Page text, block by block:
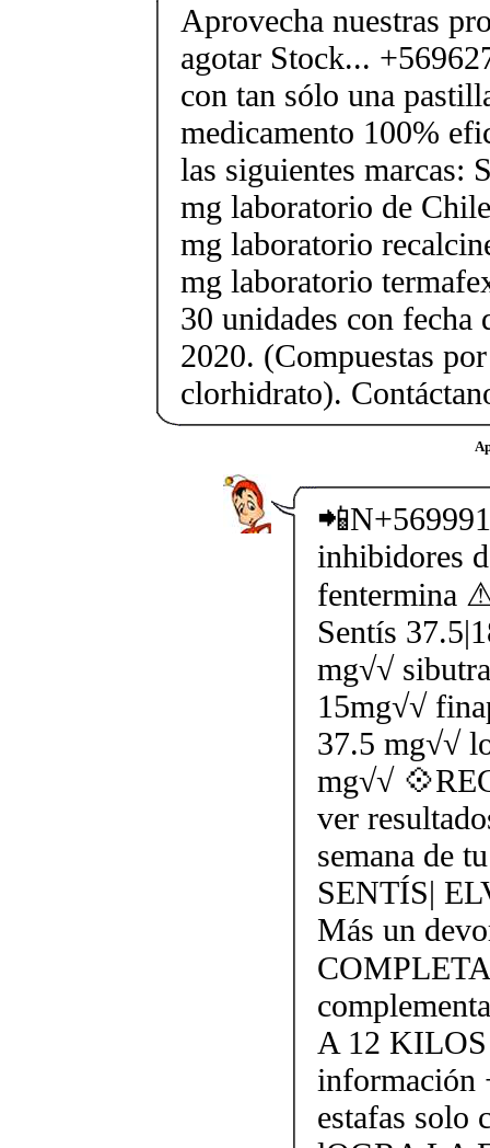
Aprovecha nuestras
agotar Stock...
con tan sólo una
medicamento 100%
las siguientes marcas:
mg laboratorio de
mg laboratorio
mg laboratorio
30 unidades con fecha
2020. (Compuestas
clorhidrato).
inhibidores
fentermina
Sentís
mg√√
15mg√√
37.5 mg√√
mg√√
ver
semana de
SENTÍS|
Más un
A 12
información
estafas solo